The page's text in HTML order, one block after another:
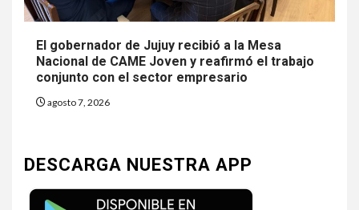
El gobernador de Jujuy recibió a la Mesa
Nacional de CAME Joven y reafirmó el trabajo
conjunto con el sector empresario
agosto 7, 2026
DESCARGA NUESTRA APP